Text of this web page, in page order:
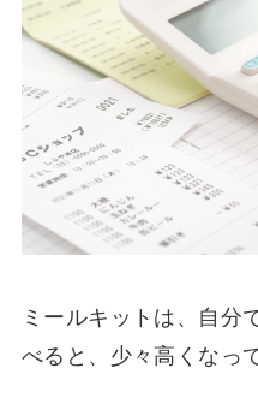
ミールキットは、自分
べると、少々高くなっ